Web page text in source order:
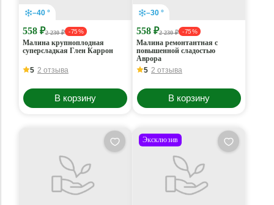
–40 °
558 ₽2 230 ₽ - 75 %
Малина крупноплодная
суперсладкая Глен Каррон
5 2 отзыва
В корзину
–30 °
558 ₽2 230 ₽ - 75 %
Малина ремонтантная с
повышенной сладостью
Аврора
5 2 отзыва
В корзину
Эксклюзив